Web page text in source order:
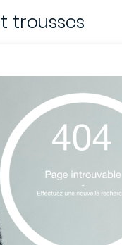
trousses